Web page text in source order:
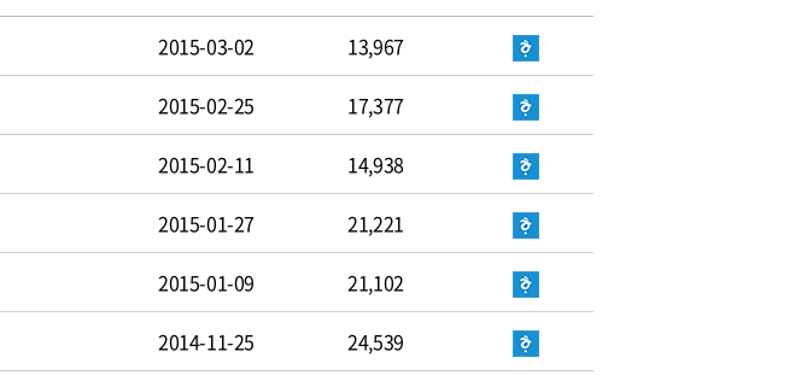
2015-03-02 13,967
2015-02-25 17,377
2015-02-11 14,938
2015-01-27 21,221
2015-01-09 21,102
2014-11-25 24,539